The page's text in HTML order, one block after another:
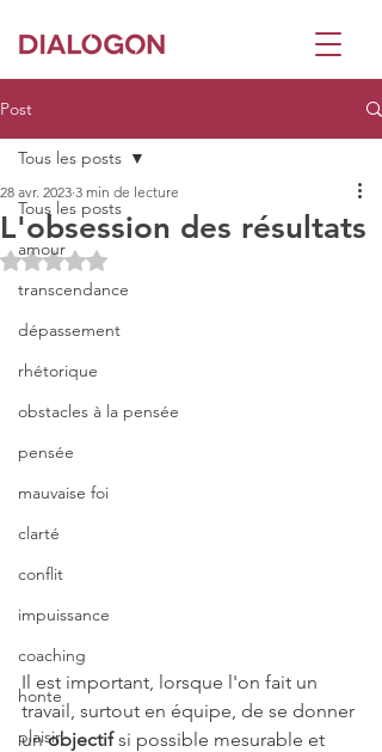
Post
Tous les posts
amour
transcendance
dépassement
rhétorique
obstacles à la pensée
pensée
mauvaise foi
clarté
conflit
impuissance
coaching
honte
plaisir
Tous les posts
L'obsession des résultats
28 avr. 2023 3 min de lecture
Noté NaN étoiles sur 5.
Il est important, lorsque l'on fait un
travail, surtout en équipe, de se donner
un objectif si possible mesurable et